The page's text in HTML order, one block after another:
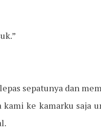
sepatunya dan
kami ke kamarku saja